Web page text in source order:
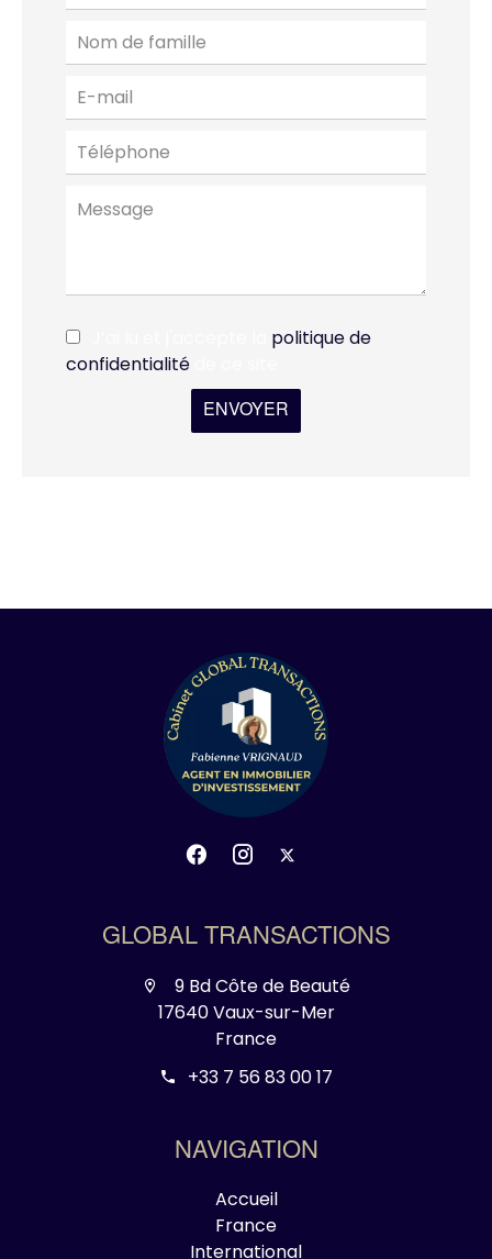
politique de
confidentialité
ENVOYER
GLOBAL TRANSACTIONS
9 Bd Côte de Beauté
17640 Vaux-sur-Mer
France
+33 7 56 83 00 17
NAVIGATION
Accueil
France
International